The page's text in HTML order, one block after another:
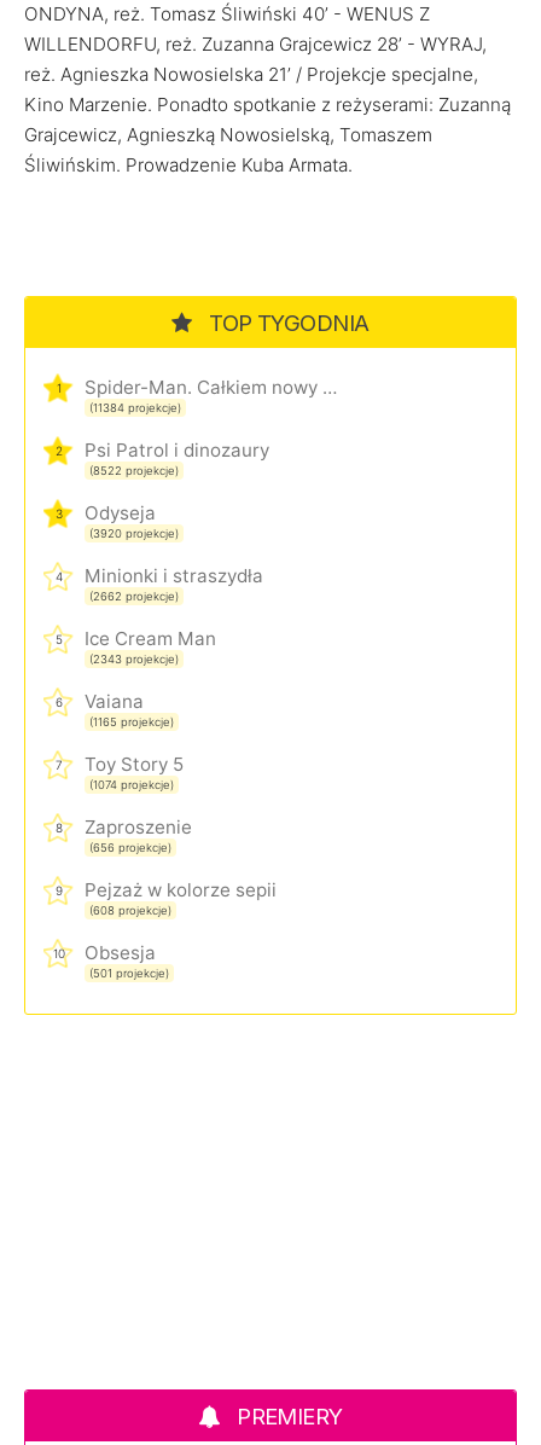
ONDYNA, reż. Tomasz Śliwiński 40’ - WENUS Z
WILLENDORFU, reż. Zuzanna Grajcewicz 28’ - WYRAJ,
reż. Agnieszka Nowosielska 21’ / Projekcje specjalne,
Kino Marzenie. Ponadto spotkanie z reżyserami: Zuzanną
Grajcewicz, Agnieszką Nowosielską, Tomaszem
Śliwińskim. Prowadzenie Kuba Armata.
TOP TYGODNIA
1 Spider-Man. Całkiem nowy dzień
(11384 projekcje)
2 Psi Patrol i dinozaury
(8522 projekcje)
3 Odyseja
(3920 projekcje)
4 Minionki i straszydła
(2662 projekcje)
5 Ice Cream Man
(2343 projekcje)
6 Vaiana
(1165 projekcje)
7 Toy Story 5
(1074 projekcje)
8 Zaproszenie
(656 projekcje)
9 Pejzaż w kolorze sepii
(608 projekcje)
10 Obsesja
(501 projekcje)
PREMIERY